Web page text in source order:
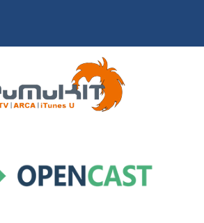
1.4.2 Funktionen ohne Übergabewert